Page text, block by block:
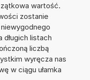
wartość.
zostanie
listach
liczbą
wyręcza nas
w ciągu ułamka